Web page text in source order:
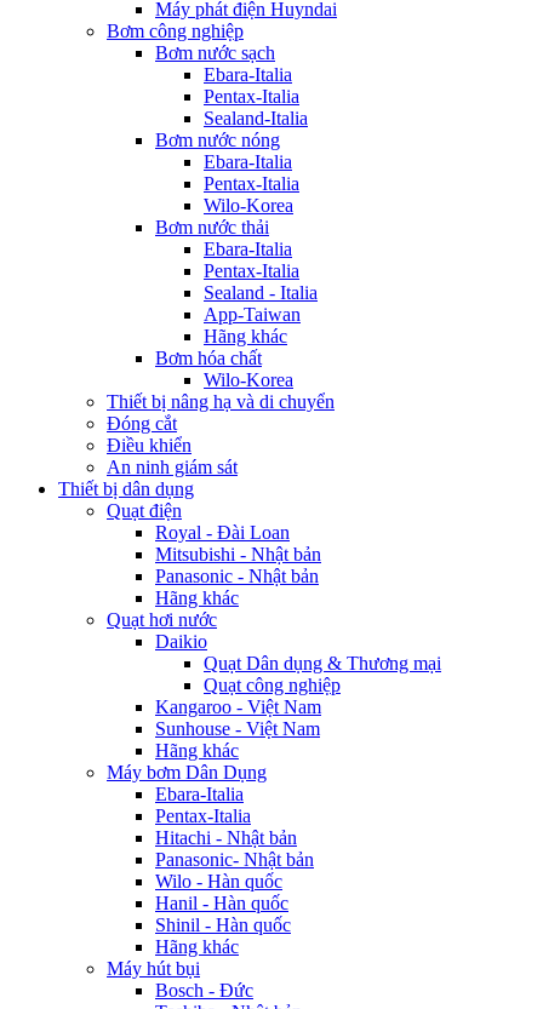
Máy phát điện Huyndai
Bơm công nghiệp
Bơm nước sạch
Ebara-Italia
Pentax-Italia
Sealand-Italia
Bơm nước nóng
Ebara-Italia
Pentax-Italia
Wilo-Korea
Bơm nước thải
Ebara-Italia
Pentax-Italia
Sealand - Italia
App-Taiwan
Hãng khác
Bơm hóa chất
Wilo-Korea
Thiết bị nâng hạ và di chuyển
Đóng cắt
Điều khiển
An ninh giám sát
Thiết bị dân dụng
Quạt điện
Royal - Đài Loan
Mitsubishi - Nhật bản
Panasonic - Nhật bản
Hãng khác
Quạt hơi nước
Daikio
Quạt Dân dụng & Thương mại
Quạt công nghiệp
Kangaroo - Việt Nam
Sunhouse - Việt Nam
Hãng khác
Máy bơm Dân Dụng
Ebara-Italia
Pentax-Italia
Hitachi - Nhật bản
Panasonic- Nhật bản
Wilo - Hàn quốc
Hanil - Hàn quốc
Shinil - Hàn quốc
Hãng khác
Máy hút bụi
Bosch - Đức